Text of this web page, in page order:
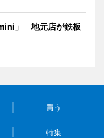
」 地元店が鉄板
買う
特集